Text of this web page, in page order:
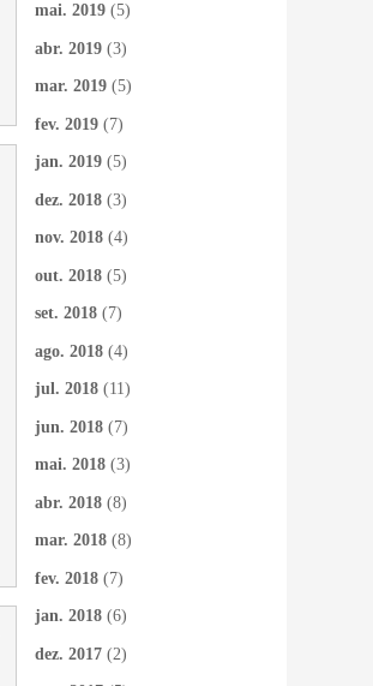
mai. 2019 (5)
abr. 2019 (3)
mar. 2019 (5)
fev. 2019 (7)
jan. 2019 (5)
dez. 2018 (3)
nov. 2018 (4)
out. 2018 (5)
set. 2018 (7)
ago. 2018 (4)
jul. 2018 (11)
jun. 2018 (7)
mai. 2018 (3)
abr. 2018 (8)
mar. 2018 (8)
fev. 2018 (7)
jan. 2018 (6)
dez. 2017 (2)